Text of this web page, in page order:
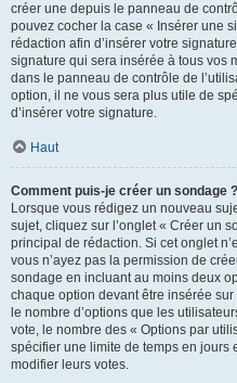
créer une depuis le panneau de
pouvez cocher la case « Insérer une
rédaction afin d’insérer votre
signature qui sera insérée à tous vos
dans le panneau de contrôle de
option, il ne vous sera plus utile de
d’insérer votre signature.
Haut
Comment puis-je créer un sondage ?
Lorsque vous rédigez un nouveau
sujet, cliquez sur l’onglet « Créer un
principal de rédaction. Si cet onglet
vous n’ayez pas la permission de
sondage en incluant au moins deux
chaque option devant être insérée
le nombre d’options que les
vote, le nombre des « Options par
spécifier une limite de temps en jours
modifier leurs votes.